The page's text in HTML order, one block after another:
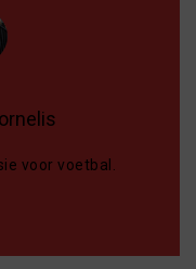
voor voetbal.